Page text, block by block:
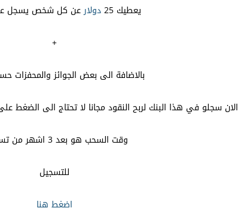
يعطيك 25
دولارعن كل شخص يسجل
+
بالاضافة الى بعض الجوائز والمحفزات
الان سجلو في هذا البنك لربح النقود مجانا لا تحتاج الى الضغط
وقت السحب هو بعد 3 اشهر من تسجيلك
للتسجيل
اضغط هنا